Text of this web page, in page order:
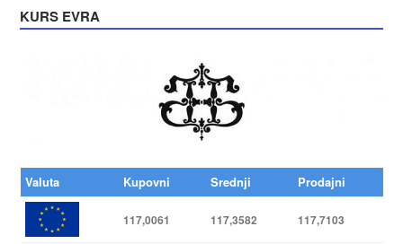
KURS EVRA
Valuta Kupovni Srednji Prodajni
117,0061 117,3582 117,7103